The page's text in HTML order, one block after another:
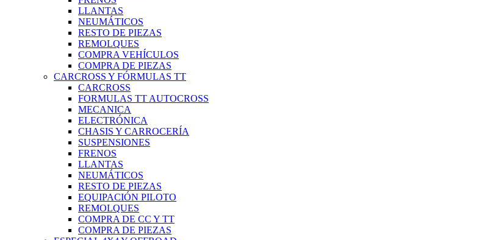
LLANTAS
NEUMÁTICOS
RESTO DE PIEZAS
REMOLQUES
COMPRA VEHÍCULOS
COMPRA DE PIEZAS
CARCROSS Y FÓRMULAS TT
CARCROSS
FORMULAS TT AUTOCROSS
MECANICA
ELECTRÓNICA
CHASIS Y CARROCERÍA
SUSPENSIONES
FRENOS
LLANTAS
NEUMÁTICOS
RESTO DE PIEZAS
EQUIPACIÓN PILOTO
REMOLQUES
COMPRA DE CC Y TT
COMPRA DE PIEZAS